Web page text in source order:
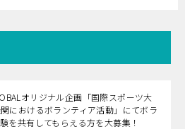
オリジナル企画「国際スポーツ大
におけるボランティア活動」にてボラ
を共有してもらえる方を大募集！